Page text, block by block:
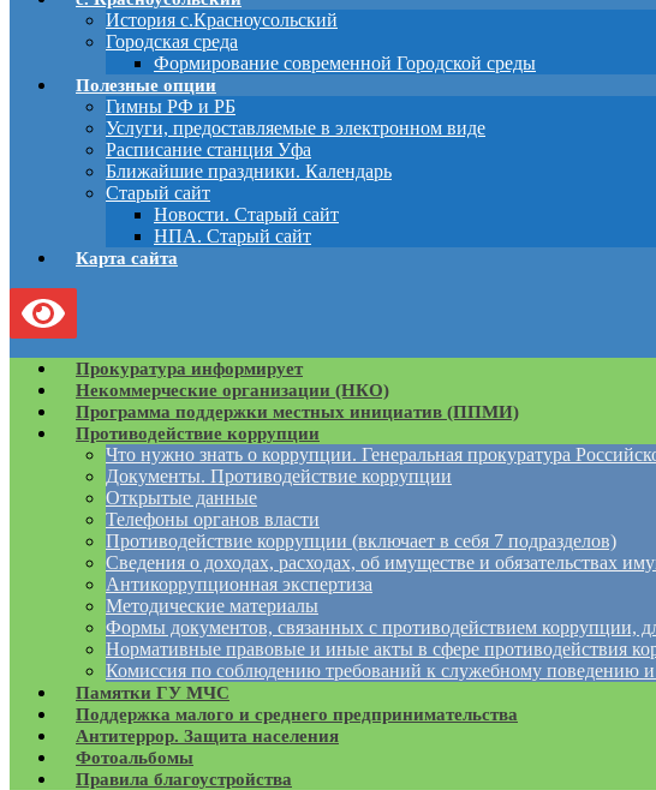
История с.Красноусольский
Городская среда
Формирование современной Городской среды
Полезные опции
Гимны РФ и РБ
Услуги, предоставляемые в электронном виде
Расписание станция Уфа
Ближайшие праздники. Календарь
Старый сайт
Новости. Старый сайт
НПА. Старый сайт
Карта сайта
Прокуратура информирует
Некоммерческие организации (НКО)
Программа поддержки местных инициатив (ППМИ)
Противодействие коррупции
Что нужно знать о коррупции. Генеральная прокуратура
Документы. Противодействие коррупции
Открытые данные
Телефоны органов власти
Противодействие коррупции (включает в себя 7 подразделов)
Сведения о доходах, расходах, об имуществе и обязательствах
Антикоррупционная экспертиза
Методические материалы
Формы документов, связанных с противодействием коррупции,
Нормативные правовые и иные акты в сфере противодействия
Комиссия по соблюдению требований к служебному поведению
Памятки ГУ МЧС
Поддержка малого и среднего предпринимательства
Антитеррор. Защита населения
Фотоальбомы
Правила благоустройства